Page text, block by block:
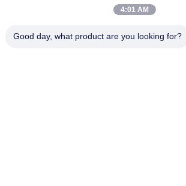
De Wandelwagen van de de Afstand in
kinderwagengang het Testen de
4:01 AM
Good day, what product are you looking for?